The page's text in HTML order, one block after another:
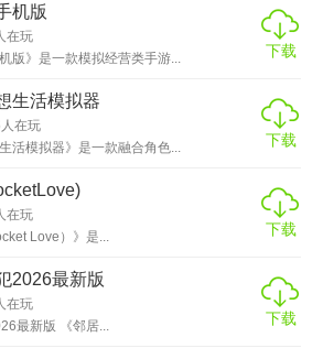
机版
在玩
版》是一款模拟经营类手游...
下载
生活模拟器
人在玩
活模拟器》是一款融合角色...
下载
在玩
Love）》是...
下载
2026最新版
在玩
邻居是诱拐犯2026最新版 《邻居...
下载